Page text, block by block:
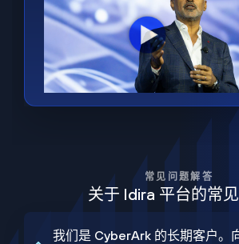
常见问题解答
关于 Idira 平台的常
我们是 CyberArk 的长期客户。